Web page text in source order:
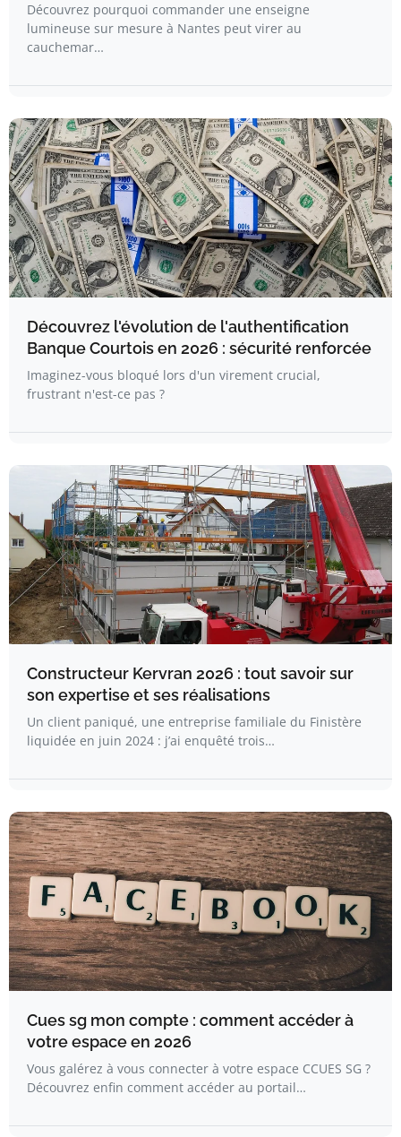
Découvrez pourquoi commander une enseigne
lumineuse sur mesure à Nantes peut virer au
cauchemar…
Découvrez l'évolution de l'authentification
Banque Courtois en 2026 : sécurité renforcée
Imaginez-vous bloqué lors d'un virement crucial,
frustrant n'est-ce pas ?
Constructeur Kervran 2026 : tout savoir sur
son expertise et ses réalisations
Un client paniqué, une entreprise familiale du Finistère
liquidée en juin 2024 : j’ai enquêté trois…
Cues sg mon compte : comment accéder à
votre espace en 2026
Vous galérez à vous connecter à votre espace CCUES SG ?
Découvrez enfin comment accéder au portail…